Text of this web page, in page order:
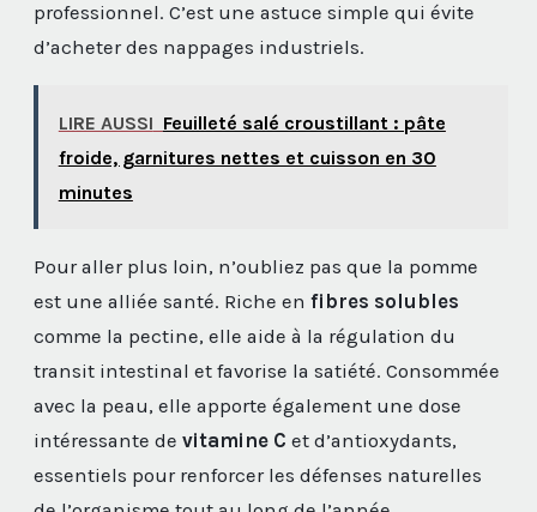
professionnel. C’est une astuce simple qui évite
d’acheter des nappages industriels.
LIRE AUSSI Feuilleté salé croustillant : pâte
froide, garnitures nettes et cuisson en 30
minutes
Pour aller plus loin, n’oubliez pas que la pomme
est une alliée santé. Riche en fibres solubles
comme la pectine, elle aide à la régulation du
transit intestinal et favorise la satiété. Consommée
avec la peau, elle apporte également une dose
intéressante de vitamine C et d’antioxydants,
essentiels pour renforcer les défenses naturelles